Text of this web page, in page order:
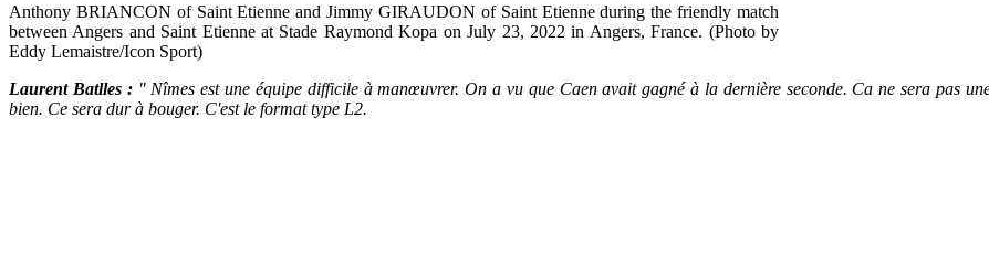
Anthony BRIANCON of Saint Etienne and Jimmy GIRAUDON of Saint Etienne during the friendly match
between Angers and Saint Etienne at Stade Raymond Kopa on July 23, 2022 in Angers, France. (Photo by
Eddy Lemaistre/Icon Sport)
Laurent Batlles :" Nîmes est une équipe difficile à manœuvrer. On a vu que Caen avait gagné à la dernière seconde. Ca ne sera pas
bien. Ce sera dur à bouger. C'est le format type L2.